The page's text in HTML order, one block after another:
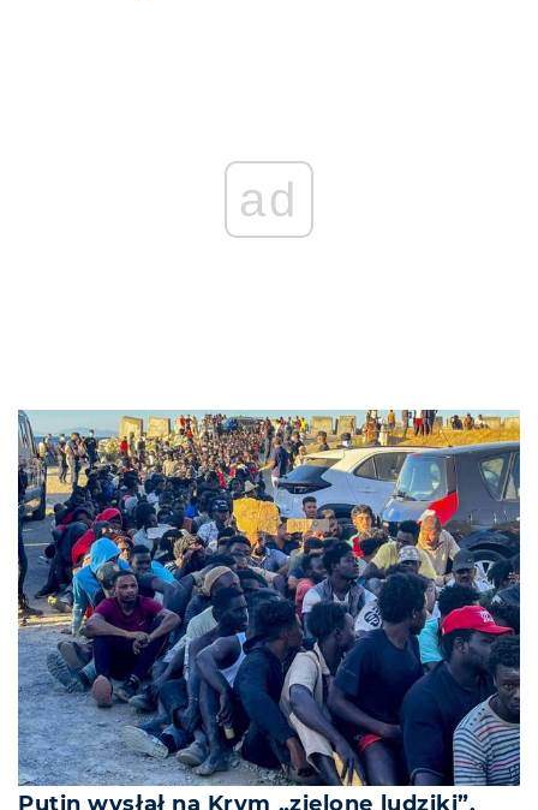
ad
Putin wysłał na Krym „zielone ludziki”,